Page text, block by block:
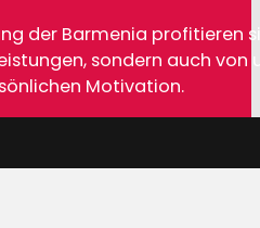
der Barmenia profitieren
sondern auch von
Motivation.